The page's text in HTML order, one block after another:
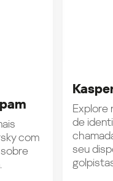
com
Explore
de
seu